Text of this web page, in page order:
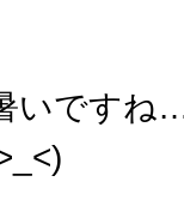
いですね